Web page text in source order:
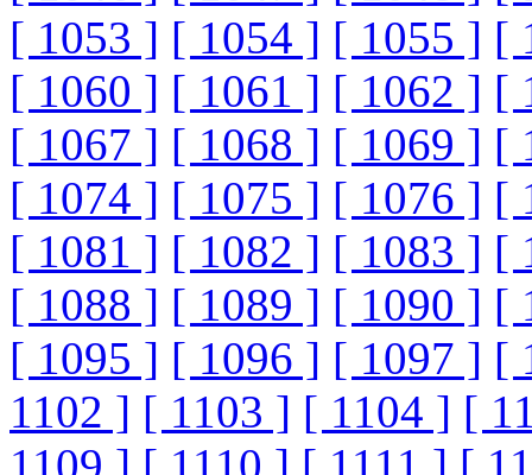
[ 1053 ] [ 1054 ] [ 1055 ] [
[ 1060 ] [ 1061 ] [ 1062 ] [
[ 1067 ] [ 1068 ] [ 1069 ] [
[ 1074 ] [ 1075 ] [ 1076 ] [
[ 1081 ] [ 1082 ] [ 1083 ] [
[ 1088 ] [ 1089 ] [ 1090 ] [
[ 1095 ] [ 1096 ] [ 1097 ] [
1102 ] [ 1103 ] [ 1104 ] [